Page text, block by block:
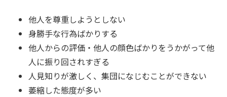
他人を尊重しようとしない
身勝手な行為ばかりする
他人からの評価・他人の顔色ばかりをうかがって他
人に振り回されすぎる
人見知りが激しく、集団になじむことができない
萎縮した態度が多い